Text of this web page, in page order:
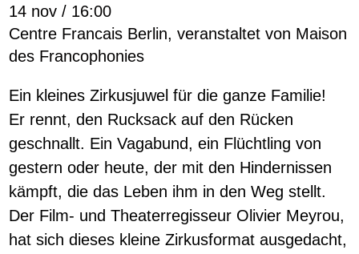
14 nov / 16:00
Centre Francais Berlin, veranstaltet von Maison
des Francophonies
Ein kleines Zirkusjuwel für die ganze Familie!
Er rennt, den Rucksack auf den Rücken
geschnallt. Ein Vagabund, ein Flüchtling von
gestern oder heute, der mit den Hindernissen
kämpft, die das Leben ihm in den Weg stellt.
Der Film- und Theaterregisseur Olivier Meyrou,
hat sich dieses kleine Zirkusformat ausgedacht,